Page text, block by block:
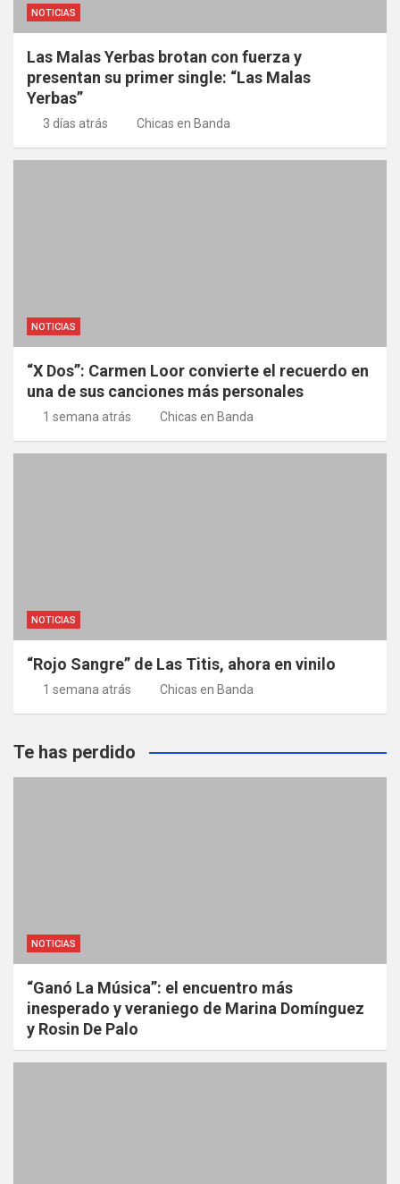
NOTICIAS
Las Malas Yerbas brotan con fuerza y
presentan su primer single: “Las Malas
Yerbas”
3 días atrás Chicas en Banda
NOTICIAS
“X Dos”: Carmen Loor convierte el recuerdo en
una de sus canciones más personales
1 semana atrás Chicas en Banda
NOTICIAS
“Rojo Sangre” de Las Titis, ahora en vinilo
1 semana atrás Chicas en Banda
Te has perdido
NOTICIAS
“Ganó La Música”: el encuentro más
inesperado y veraniego de Marina Domínguez
y Rosin De Palo